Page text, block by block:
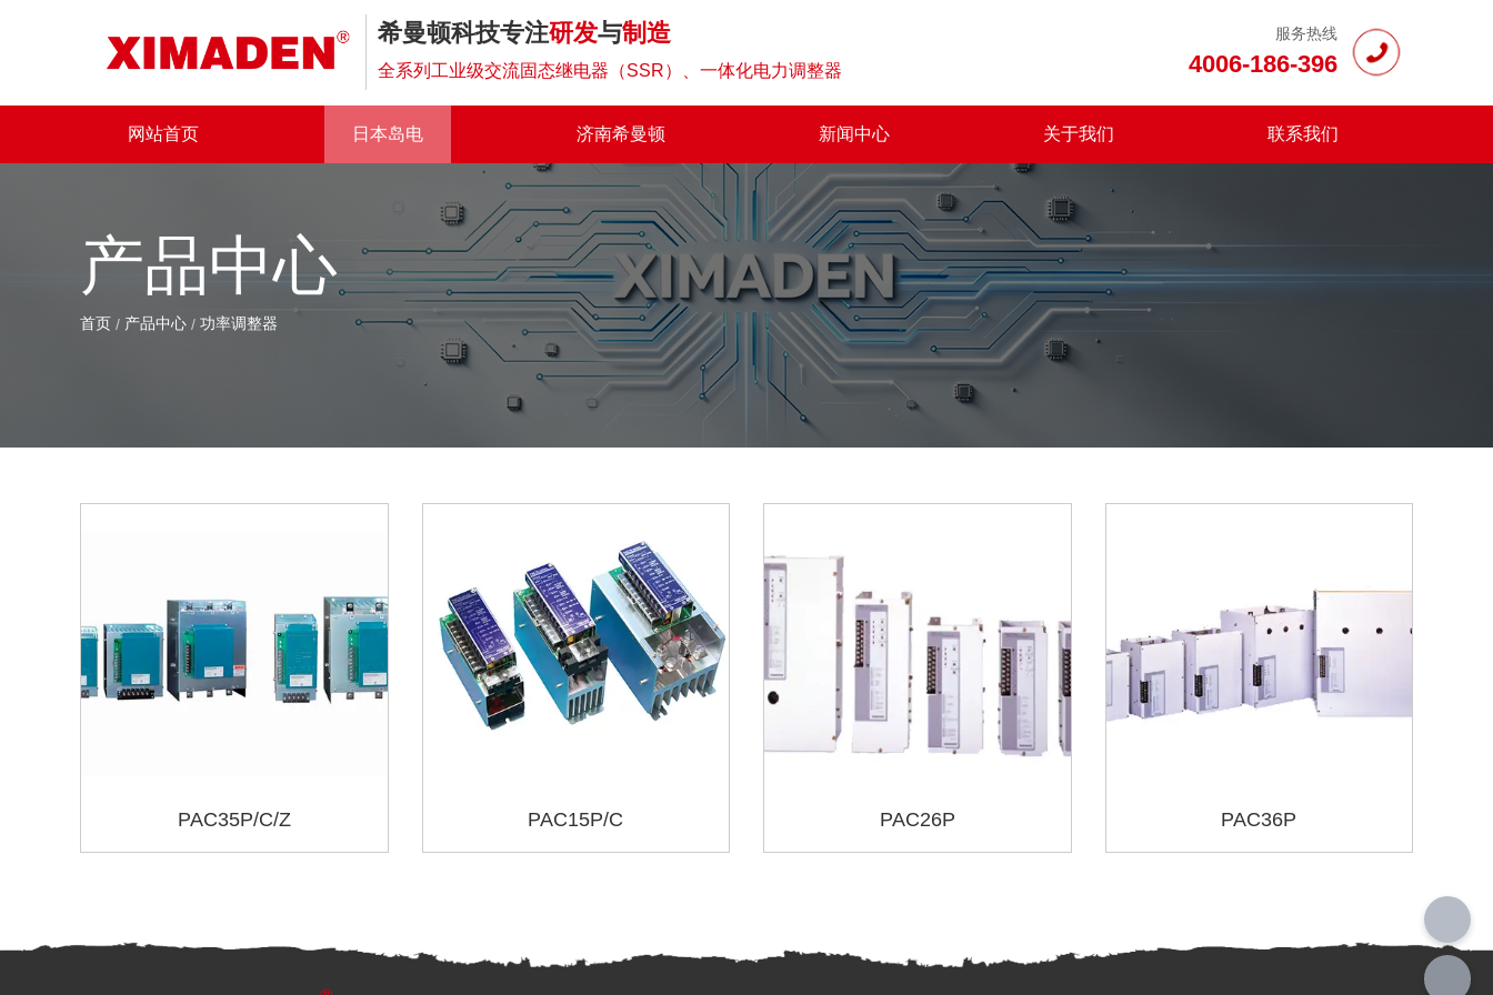
希曼顿科技专注研发与制造
全系列工业级交流固态继电器（SSR）、一体化电力调整器
服务热线
4006-186-396
网站首页 日本岛电 济南希曼顿 新闻中心 关于我们 联系我们
产品中心
首页 / 产品中心 / 功率调整器
PAC35P/C/Z PAC15P/C PAC26P PAC36P